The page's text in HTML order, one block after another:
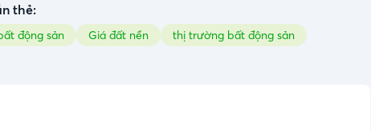
thẻ:
động sản Giá đất nền thị trường bất động sản